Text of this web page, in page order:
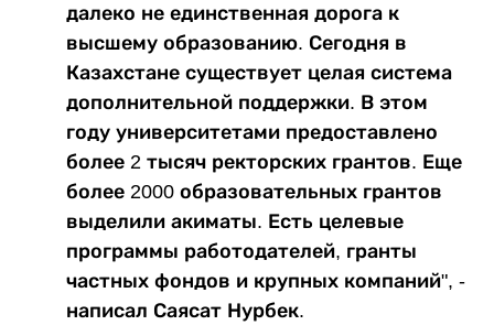
далеко не единственная дорога к
высшему образованию. Сегодня в
Казахстане существует целая система
дополнительной поддержки. В этом
году университетами предоставлено
более 2 тысяч ректорских грантов. Еще
более 2000 образовательных грантов
выделили акиматы. Есть целевые
программы работодателей, гранты
частных фондов и крупных компаний", -
написал Саясат Нурбек.